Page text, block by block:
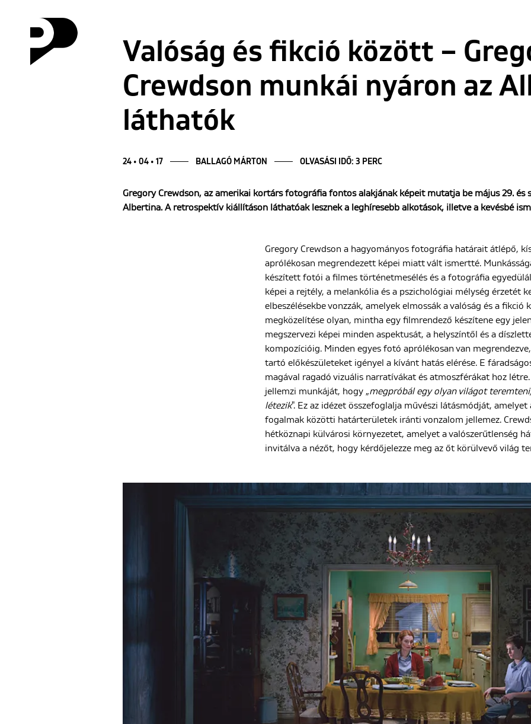
Valóság és fikció között –
Crewdson munkái nyáron az
láthatók
24 • 04 • 17 BALLAGÓ MÁRTON OLVASÁSI IDŐ: 3 PERC
Gregory Crewdson, az amerikai kortárs fotográfia fontos alakjának képeit mutatja be május 29. és
Albertina. A retrospektív kiállításon láthatóak lesznek a leghíresebb alkotások, illetve a kevésbé
Gregory Crewdson a hagyományos fotográfia határait átlépő,
aprólékosan megrendezett képei miatt vált ismertté.
készített fotói a filmes történetmesélés és a fotográfia
képei a rejtély, a melankólia és a pszichológiai mélység érzetét
elbeszélésekbe vonzzák, amelyek elmossák a valóság és a
megközelítése olyan, mintha egy filmrendező készítene egy
megszervezi képei minden aspektusát, a helyszíntől és a
kompozícióig. Minden egyes fotó aprólékosan van
tartó előkészületeket igényel a kívánt hatás elérése. E
magával ragadó vizuális narratívákat és atmoszférákat hoz
jellemzi munkáját, hogy „megpróbál egy olyan világot
létezik". Ez az idézet összefoglalja művészi látásmódját,
fogalmak közötti határterületek iránti vonzalom jellemez.
hétköznapi külvárosi környezetet, amelyet a valószerűtlenség
invitálva a nézőt, hogy kérdőjelezze meg az őt körülvevő világ